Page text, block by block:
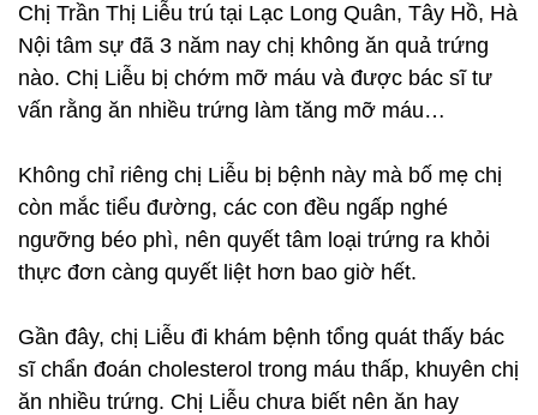
Chị Trần Thị Liễu trú tại Lạc Long Quân, Tây Hồ, Hà
Nội tâm sự đã 3 năm nay chị không ăn quả trứng
nào. Chị Liễu bị chớm mỡ máu và được bác sĩ tư
vấn rằng ăn nhiều trứng làm tăng mỡ máu…
Không chỉ riêng chị Liễu bị bệnh này mà bố mẹ chị
còn mắc tiểu đường, các con đều ngấp nghé
ngưỡng béo phì, nên quyết tâm loại trứng ra khỏi
thực đơn càng quyết liệt hơn bao giờ hết.
Gần đây, chị Liễu đi khám bệnh tổng quát thấy bác
sĩ chẩn đoán cholesterol trong máu thấp, khuyên chị
ăn nhiều trứng. Chị Liễu chưa biết nên ăn hay